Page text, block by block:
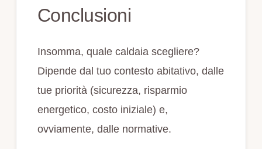
Conclusioni
Insomma, quale caldaia scegliere?
Dipende dal tuo contesto abitativo, dalle
tue priorità (sicurezza, risparmio
energetico, costo iniziale) e,
ovviamente, dalle normative.